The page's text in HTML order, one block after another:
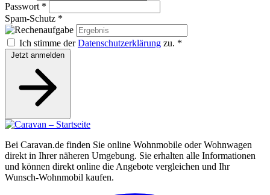
Passwort *
Spam-Schutz *
Ich stimme derDatenschutzerklärung zu. *
Jetzt anmelden
Bei Caravan.de finden Sie online Wohnmobile oder Wohnwagen
direkt in Ihrer näheren Umgebung. Sie erhalten alle Informationen
und können direkt online die Angebote vergleichen und Ihr
Wunsch-Wohnmobil kaufen.